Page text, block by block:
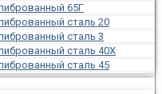
65Г
сталь 20
сталь 3
сталь 40Х
сталь 45